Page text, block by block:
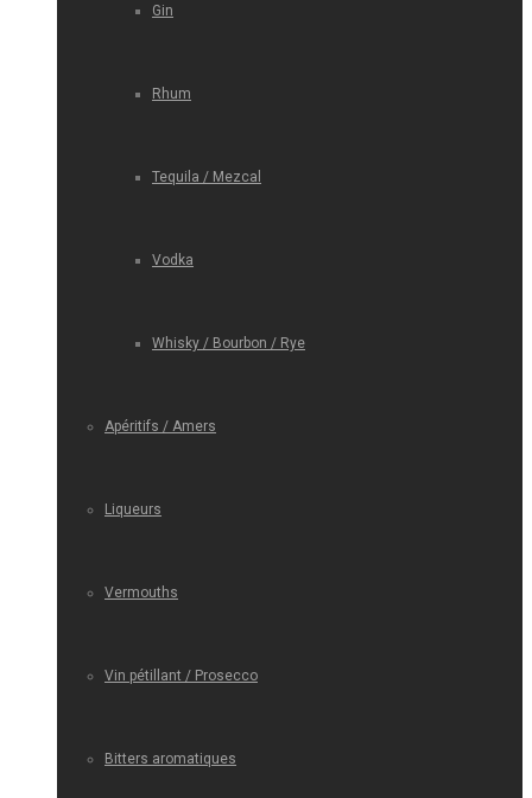
Gin
Rhum
Tequila / Mezcal
Vodka
Whisky / Bourbon / Rye
Apéritifs / Amers
Liqueurs
Vermouths
Vin pétillant / Prosecco
Bitters aromatiques